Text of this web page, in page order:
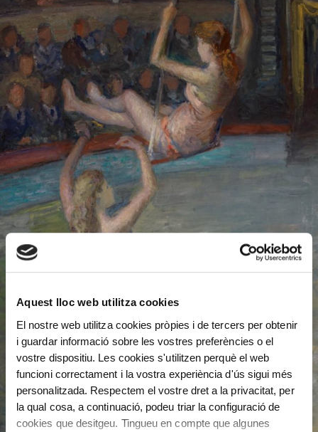
Aquest lloc web utilitza cookies
El nostre web utilitza cookies pròpies i de tercers per obtenir
i guardar informació sobre les vostres preferències o el
vostre dispositiu. Les cookies s'utilitzen perquè el web
funcioni correctament i la vostra experiència d'ús sigui més
personalitzada. Respectem el vostre dret a la privacitat, per
la qual cosa, a continuació, podeu triar la configuració de
cookies que desitgeu. Tingueu en compte que algunes